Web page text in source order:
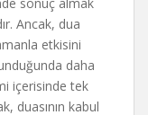
Ancak, dua
etkisini
daha
içerisinde tek
duasının kabul